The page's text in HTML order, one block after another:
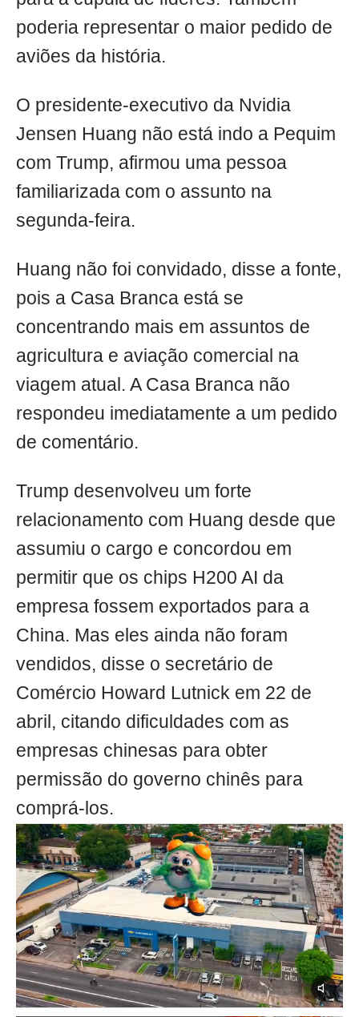
poderia representar o maior pedido de
aviões da história.
O presidente-executivo da Nvidia
Jensen Huang não está indo a Pequim
com Trump, afirmou uma pessoa
familiarizada com o assunto na
segunda-feira.
Huang não foi convidado, disse a fonte,
pois a Casa Branca está se
concentrando mais em assuntos de
agricultura e aviação comercial na
viagem atual. A Casa Branca não
respondeu imediatamente a um pedido
de comentário.
Trump desenvolveu um forte
relacionamento com Huang desde que
assumiu o cargo e concordou em
permitir que os chips H200 AI da
empresa fossem exportados para a
China. Mas eles ainda não foram
vendidos, disse o secretário de
Comércio Howard Lutnick em 22 de
abril, citando dificuldades com as
empresas chinesas para obter
permissão do governo chinês para
comprá-los.